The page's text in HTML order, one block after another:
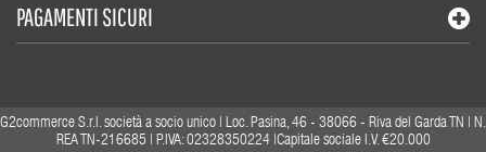
PAGAMENTI SICURI
G2commerce S.r.l. società a socio unico | Loc. Pasina, 46 - 38066 - Riva del Garda TN | N.
REA TN-216685 | P.IVA: 02328350224 |Capitale sociale I.V. €20.000